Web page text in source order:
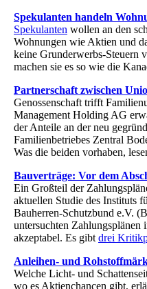
Spekulanten handeln
Spekulanten wollen an den
Wohnungen wie Aktien und
keine Grunderwerbs-Steuern
machen sie es so wie die
Partnerschaft zwischen
Genossenschaft trifft
Management Holding AG
der Anteile an der neu
Familienbetriebes Zentral
Was die beiden vorhaben,
Bauverträge: Vor dem
Ein Großteil der
aktuellen Studie des Instituts
Bauherren-Schutzbund e.V.
untersuchten Zahlungsplänen
akzeptabel. Es gibt drei
Anleihen- und
Welche Licht- und
wo es Aktienchancen gibt,